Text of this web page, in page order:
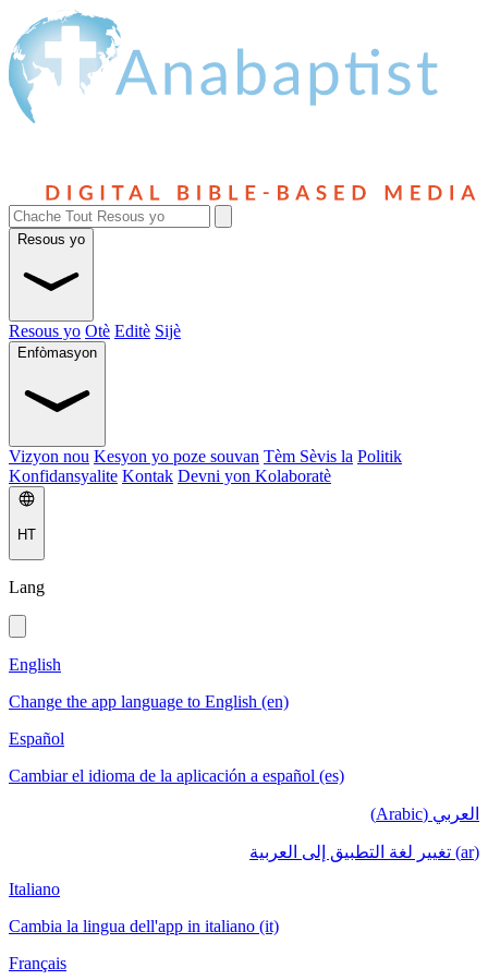
Resous yo
Resous yo Otè Editè Sijè
Enfòmasyon
Vizyon nou Kesyon yo poze souvan Tèm Sèvis la Politik
Konfidansyalite Kontak Devni yon Kolaboratè
HT
Lang
English
Change the app language to English (en)
Español
Cambiar el idioma de la aplicación a español (es)
العربي (Arabic)
(ar) تغيير لغة التطبيق إلى العربية
Italiano
Cambia la lingua dell'app in italiano (it)
Français